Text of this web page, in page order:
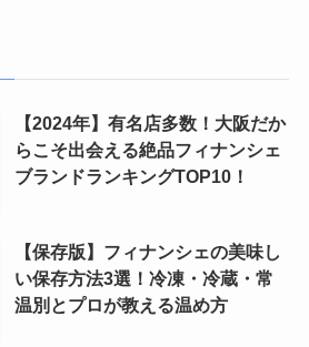
【2024年】有名店多数！大阪だか
らこそ出会える絶品フィナンシェ
ブランドランキングTOP10！
【保存版】フィナンシェの美味し
い保存方法3選！冷凍・冷蔵・常
温別とプロが教える温め方